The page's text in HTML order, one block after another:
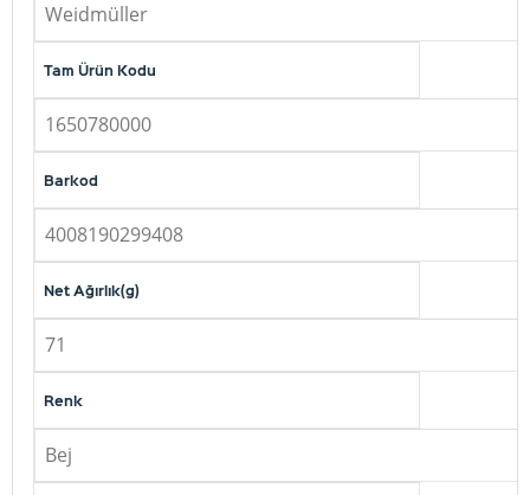
Weidmüller
Tam Ürün Kodu
1650780000
Barkod
4008190299408
Net Ağırlık(g)
71
Renk
Bej